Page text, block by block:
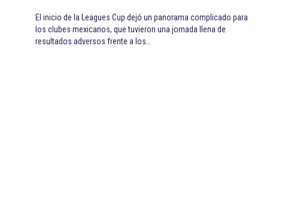
El inicio de la Leagues Cup dejó un panorama complicado para
los clubes mexicanos, que tuvieron una jornada llena de
resultados adversos frente a los…